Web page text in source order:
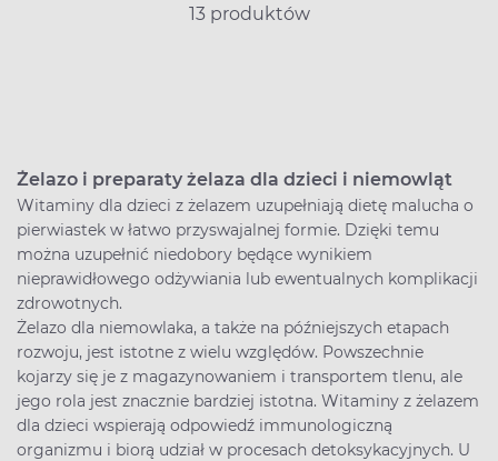
13 produktów
Żelazo i preparaty żelaza dla dzieci i niemowląt
Witaminy dla dzieci z żelazem uzupełniają dietę malucha o
pierwiastek w łatwo przyswajalnej formie. Dzięki temu
można uzupełnić niedobory będące wynikiem
nieprawidłowego odżywiania lub ewentualnych komplikacji
zdrowotnych.
Żelazo dla niemowlaka, a także na późniejszych etapach
rozwoju, jest istotne z wielu względów. Powszechnie
kojarzy się je z magazynowaniem i transportem tlenu, ale
jego rola jest znacznie bardziej istotna. Witaminy z żelazem
dla dzieci wspierają odpowiedź immunologiczną
organizmu i biorą udział w procesach detoksykacyjnych. U